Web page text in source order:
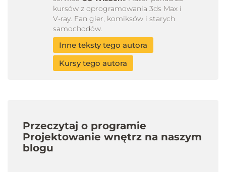
kursów z oprogramowania 3ds Max i
V-ray. Fan gier, komiksów i starych
samochodów.
Inne teksty tego autora
Kursy tego autora
Przeczytaj o programie
Projektowanie wnętrz na naszym
blogu